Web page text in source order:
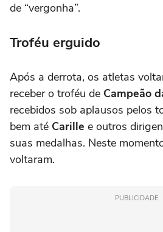
de “vergonha”.
Troféu erguido
Após a derrota, os atletas
receber o troféu de Campeão
recebidos sob aplausos pelos
bem até Carille e outros
suas medalhas. Neste
voltaram.
PUBLICIDADE